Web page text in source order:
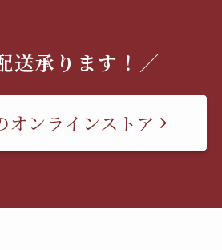
送承ります！／
オンラインストア